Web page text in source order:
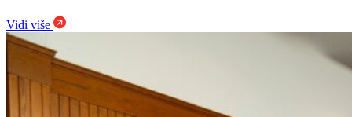
Vidi više